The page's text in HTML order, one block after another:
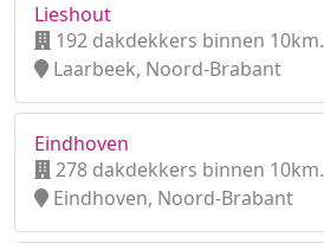
Lieshout
192 dakdekkers binnen 10km.
Laarbeek, Noord-Brabant
Eindhoven
278 dakdekkers binnen 10km.
Eindhoven, Noord-Brabant